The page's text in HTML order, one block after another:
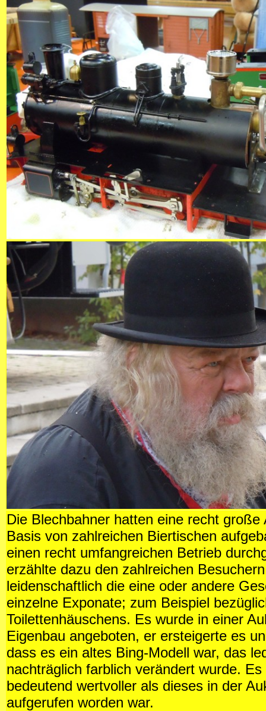
Die Blechbahner hatten eine recht große
Basis von zahlreichen Biertischen
einen recht umfangreichen Betrieb
erzählte dazu den zahlreichen Besuchern
leidenschaftlich die eine oder andere
einzelne Exponate; zum Beispiel
Toilettenhäuschens. Es wurde in einer
Eigenbau angeboten, er ersteigerte es
dass es ein altes Bing-Modell war, das
nachträglich farblich verändert wurde.
bedeutend wertvoller als dieses in der
aufgerufen worden war.